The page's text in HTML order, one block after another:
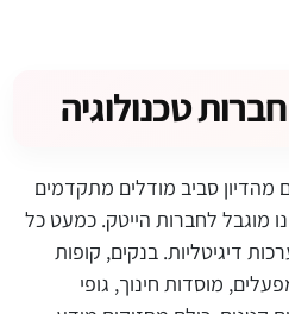
טכנולוגיה
סביב מודלים מתקדמים
מוגבל לחברות הייטק. כמעט כל
דיגיטליות. בנקים, קופות
מוסדות חינוך, גופי